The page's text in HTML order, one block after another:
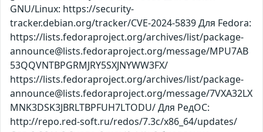
GNU/Linux: https://security-
tracker.debian.org/tracker/CVE-2024-5839 Для Fedora:
https://lists.fedoraproject.org/archives/list/package-
announce@lists.fedoraproject.org/message/MPU7AB
53QQVNTBPGRMJRY5SXJNYWW3FX/
https://lists.fedoraproject.org/archives/list/package-
announce@lists.fedoraproject.org/message/7VXA32LX
MNK3DSK3JBRLTBPFUH7LTODU/ Для РедОС:
http://repo.red-soft.ru/redos/7.3c/x86_64/updates/